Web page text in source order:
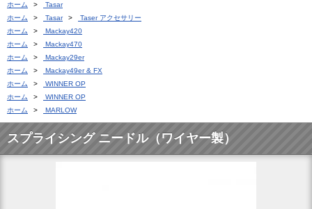
ホーム
>
Tasar
ホーム
> Tasar >
Taser アクセサリー
ホーム
>
Mackay420
ホーム
>
Mackay470
ホーム
>
Mackay29er
ホーム
>
Mackay49er & FX
ホーム
>
WINNER OP
ホーム
>
WINNER OP
ホーム
> MARLOW
スプライシング ニードル（ワイヤー製）